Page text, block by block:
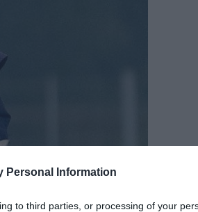
Personal Information
to third parties, or processing of your